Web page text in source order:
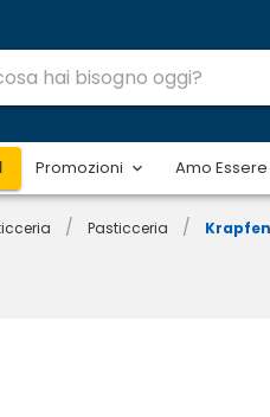
Promozioni Amo Essere
/ Pasticceria /